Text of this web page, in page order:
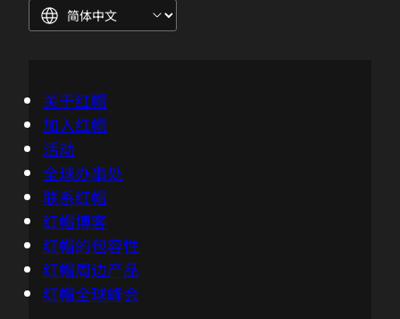
关于红帽
加入红帽
活动
全球办事处
联系红帽
红帽博客
红帽的包容性
红帽周边产品
红帽全球峰会